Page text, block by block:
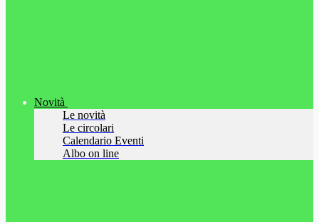
Novità
Le novità
Le circolari
Calendario Eventi
Albo on line